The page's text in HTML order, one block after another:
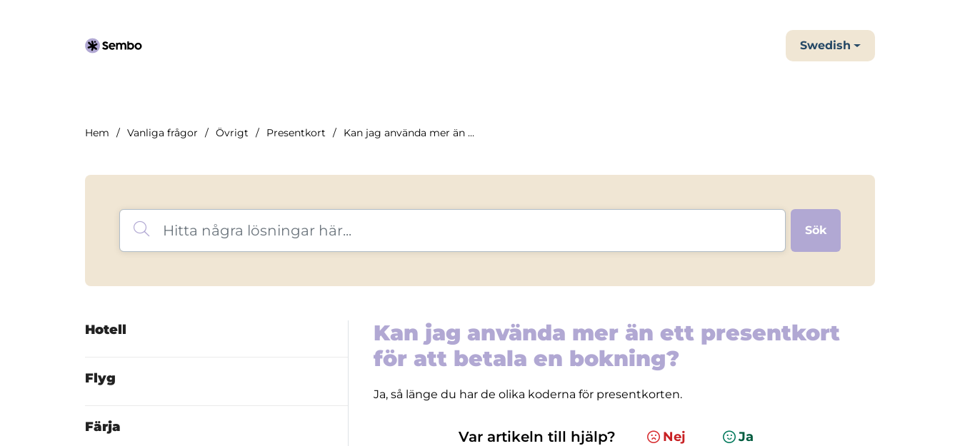
Swedish
Hem Vanliga frågor Övrigt Presentkort Kan jag använda mer än ett presentkort för att betala en ...
Hotell
Flyg
Färja
Kan jag använda mer än ett presentkort
för att betala en bokning?
Ja, så länge du har de olika koderna för presentkorten.
Var artikeln till hjälp? Nej Ja